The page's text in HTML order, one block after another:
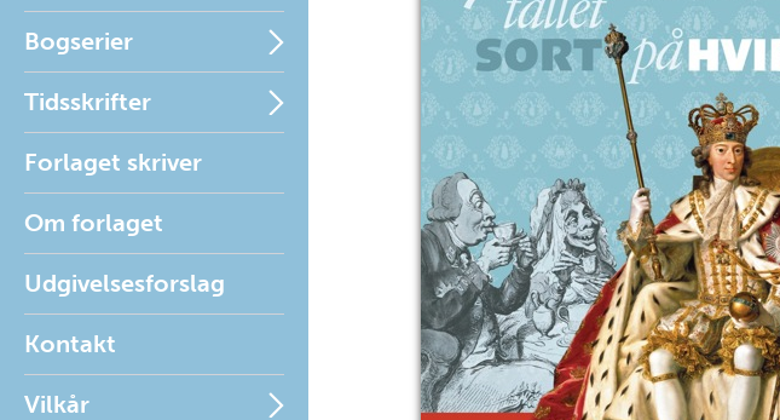
Bogserier
Tidsskrifter
Forlaget skriver
Om forlaget
Udgivelsesforslag
Kontakt
Vilkår